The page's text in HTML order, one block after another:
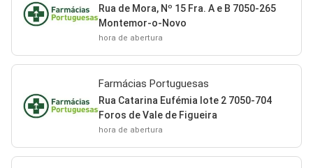
Rua de Mora, Nº 15 Fra. A e B 7050-265
Montemor-o-Novo
hora de abertura
Farmácias Portuguesas
Rua Catarina Eufémia lote 2 7050-704
Foros de Vale de Figueira
hora de abertura